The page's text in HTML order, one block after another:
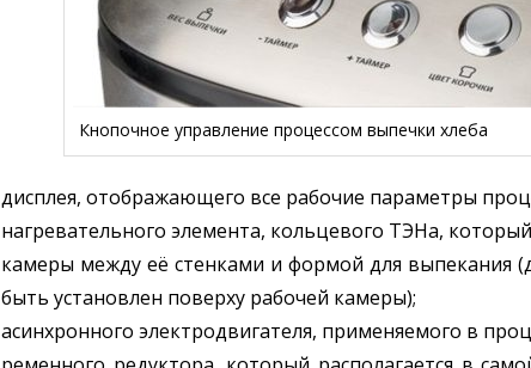
Кнопочное управление процессом выпечки хлеба
дисплея, отображающего все рабочие параметры
нагревательного элемента, кольцевого ТЭНа,
камеры между её стенками и формой для выпекания
быть установлен поверху рабочей камеры);
асинхронного электродвигателя, применяемого в